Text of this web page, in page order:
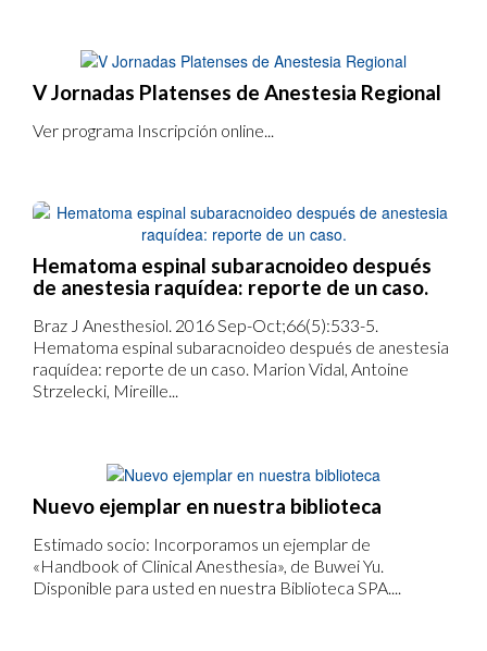
V Jornadas Platenses de Anestesia Regional
Ver programa Inscripción online...
Hematoma espinal subaracnoideo después
de anestesia raquídea: reporte de un caso.
Braz J Anesthesiol. 2016 Sep-Oct;66(5):533-5.
Hematoma espinal subaracnoideo después de anestesia
raquídea: reporte de un caso. Marion Vidal, Antoine
Strzelecki, Mireille...
Nuevo ejemplar en nuestra biblioteca
Estimado socio: Incorporamos un ejemplar de
«Handbook of Clinical Anesthesia», de Buwei Yu.
Disponible para usted en nuestra Biblioteca SPA....